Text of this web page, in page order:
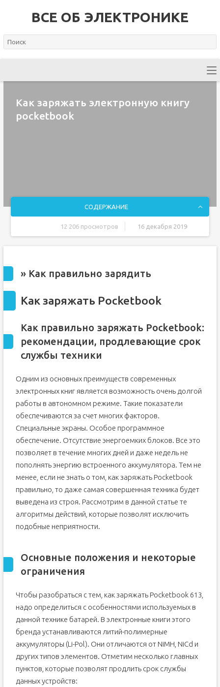
ВСЕ ОБ ЭЛЕКТРОНИКЕ
Как заряжать электронную книгу
pocketbook
СОДЕРЖАНИЕ
12 206 просмотров 16 декабря 2019
Как правильно заряжать Pocketbook: рекомендации,
продлевающие срок службы техники
Основные положения и некоторые ограничения
Документация
Правила зарядки электронной книги
С помощью чего заряжать электронную книгу?
Как заряжать электронную книгу?
Сколько заряжать электронную книгу?
Сообщений [ с 1 по 30 из 37 ]
» Как правильно зарядить
Как заряжать Pocketbook
Как правильно заряжать Pocketbook:
рекомендации, продлевающие срок
службы техники
Одним из основных преимуществ современных
электронных книг является возможность очень долгой
работы в автономном режиме. Такие показатели
обеспечиваются за счет многих факторов.
Специальные экраны. Особое программное
обеспечение. Отсутствие энергоемких блоков. Все это
позволяет в течение многих дней и даже недель не
пополнять энергию встроенного аккумулятора. Тем не
менее, если не знать о том, как заряжать Pocketbook
правильно, то даже самая совершенная техника будет
выведена из строя. Рассмотрим в данной статье те
алгоритмы действий, которые позволят исключить
подобные неприятности.
Основные положения и некоторые
ограничения
Чтобы разобраться с тем, как заряжать Pocketbook 613,
надо определиться с особенностями используемых в
данной технике батарей. В электронные книги этого
бренда устанавливаются литий-полимерные
аккумуляторы (Li-Pol). Они отличаются от NiMH, NiCd и
других типов элементов. Отметим несколько главных
пунктов, которые позволят продлить срок службы
данных устройств: